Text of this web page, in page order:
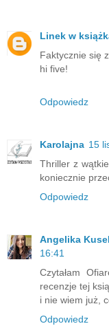
Linek w
Faktycznie się
hi five!
Odpowiedz
Karolajna 15
Thriller z
koniecznie
Odpowiedz
Angelika
16:41
Czytałam
recenzje tej
i nie wiem już,
Odpowiedz